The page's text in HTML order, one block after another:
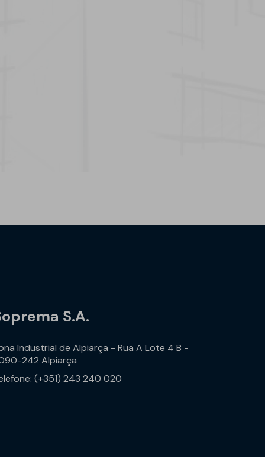
S.A.
Industrial de Alpiarça - Rua A Lote 4 B -
242 Alpiarça
(+351) 243 240 020